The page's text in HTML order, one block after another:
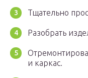
Тщательно
Разобрать
и каркас.